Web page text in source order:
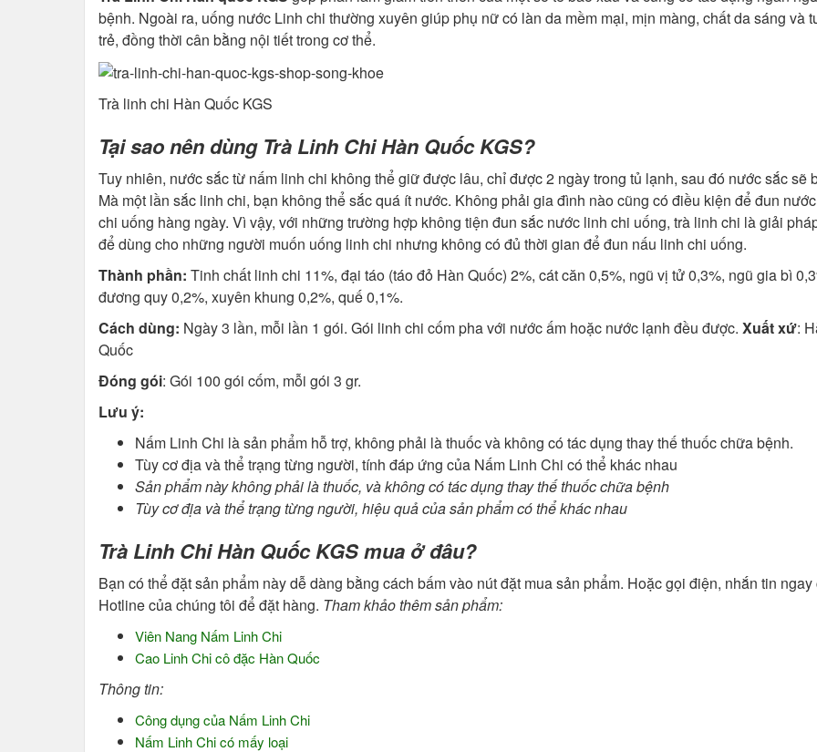
bệnh. Ngoài ra, uống nước Linh chi thường xuyên giúp phụ nữ có làn da mềm mại, mịn màng, chất da sáng và
trẻ, đồng thời cân bằng nội tiết trong cơ thể.
Trà linh chi Hàn Quốc KGS
Tại sao nên dùng Trà Linh Chi Hàn Quốc KGS?
Tuy nhiên, nước sắc từ nấm linh chi không thể giữ được lâu, chỉ được 2 ngày trong tủ lạnh, sau đó nước sắc sẽ
Mà một lần sắc linh chi, bạn không thể sắc quá ít nước. Không phải gia đình nào cũng có điều kiện để đun
chi uống hàng ngày. Vì vậy, với những trường hợp không tiện đun sắc nước linh chi uống, trà linh chi là giải
để dùng cho những người muốn uống linh chi nhưng không có đủ thời gian để đun nấu linh chi uống.
Thành phần: Tinh chất linh chi 11%, đại táo (táo đỏ Hàn Quốc) 2%, cát căn 0,5%, ngũ vị tử 0,3%, ngũ gia bì
đương quy 0,2%, xuyên khung 0,2%, quế 0,1%.
Cách dùng: Ngày 3 lần, mỗi lần 1 gói. Gói linh chi cốm pha với nước ấm hoặc nước lạnh đều được. Xuất xứ:
Quốc
Đóng gói: Gói 100 gói cốm, mỗi gói 3 gr.
Lưu ý:
Nấm Linh Chi là sản phẩm hỗ trợ, không phải là thuốc và không có tác dụng thay thế thuốc chữa bệnh.
Tùy cơ địa và thể trạng từng người, tính đáp ứng của Nấm Linh Chi có thể khác nhau
Sản phẩm này không phải là thuốc, và không có tác dụng thay thế thuốc chữa bệnh
Tùy cơ địa và thể trạng từng người, hiệu quả của sản phẩm có thể khác nhau
Trà Linh Chi Hàn Quốc KGS mua ở đâu?
Bạn có thể đặt sản phẩm này dễ dàng bằng cách bấm vào nút đặt mua sản phẩm. Hoặc gọi điện, nhắn tin ngay
Hotline của chúng tôi để đặt hàng. Tham khảo thêm sản phẩm:
Viên Nang Nấm Linh Chi
Cao Linh Chi cô đặc Hàn Quốc
Thông tin:
Công dụng của Nấm Linh Chi
Nấm Linh Chi có mấy loại